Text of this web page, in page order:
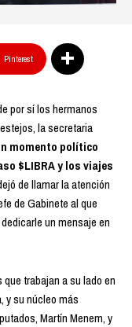
Pinterest
por sí los hermanos
la secretaria
momento político
$LIBRA y los viajes
de llamar la atención
de Gabinete al que
un mensaje en
trabajan a su lado en
y su núcleo más
Martín Menem, y